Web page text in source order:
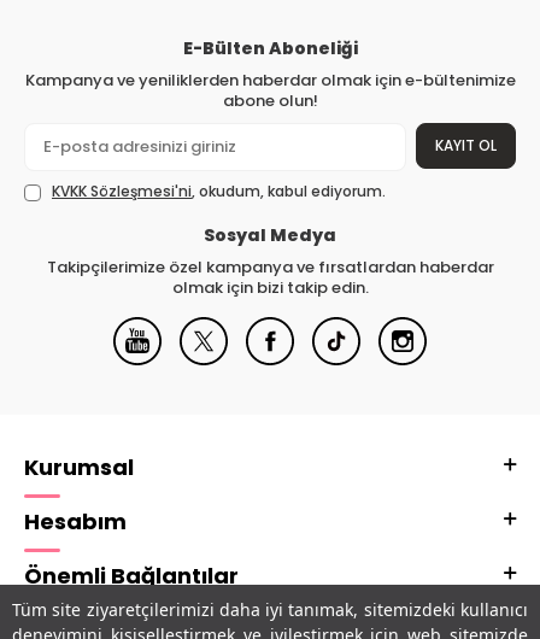
Tüm site ziyaretçilerimizi daha iyi tanımak, sitemizdeki kullanıcı
E-Bülten Aboneliği
Kampanya ve yeniliklerden haberdar olmak için e-bültenimize
abone olun!
KAYIT OL
KVKK Sözleşmesi'ni, okudum, kabul ediyorum.
Sosyal Medya
Takipçilerimize özel kampanya ve fırsatlardan haberdar
olmak için bizi takip edin.
Kurumsal
Hesabım
Önemli Bağlantılar
Adres & İletişim